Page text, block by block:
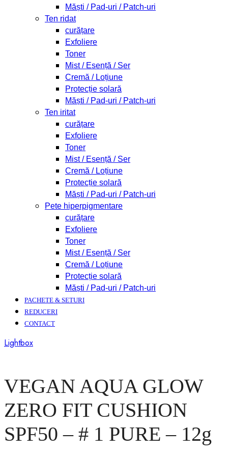
Măști / Pad-uri / Patch-uri
Ten ridat
curățare
Exfoliere
Toner
Mist / Esență / Ser
Cremă / Loțiune
Protecție solară
Măști / Pad-uri / Patch-uri
Ten iritat
curățare
Exfoliere
Toner
Mist / Esență / Ser
Cremă / Loțiune
Protecție solară
Măști / Pad-uri / Patch-uri
Pete hiperpigmentare
curățare
Exfoliere
Toner
Mist / Esență / Ser
Cremă / Loțiune
Protecție solară
Măști / Pad-uri / Patch-uri
PACHETE & SETURI
REDUCERI
CONTACT
Lightbox
VEGAN AQUA GLOW
ZERO FIT CUSHION
SPF50 – # 1 PURE – 12g